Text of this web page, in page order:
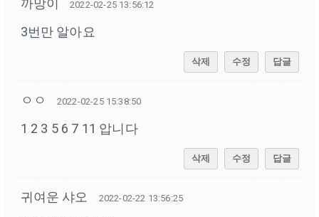
까망이 2022-02-25 13:56:12
3번만 알아요
삭제 수정 답글
ㅇㅇ 2022-02-25 15:38:50
1 2 3 5 6 7 11 압니다
삭제 수정 답글
귀여운 샤오 2022-02-22 13:56:25